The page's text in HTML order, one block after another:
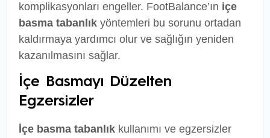
komplikasyonları engeller. FootBalance’ın içe
basma tabanlık yöntemleri bu sorunu ortadan
kaldırmaya yardımcı olur ve sağlığın yeniden
kazanılmasını sağlar.
İçe Basmayı Düzelten
Egzersizler
İçe basma tabanlık kullanımı ve egzersizler